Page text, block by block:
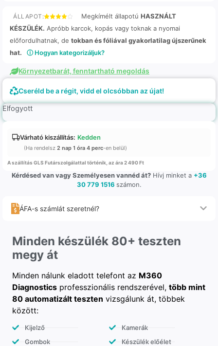
ÁLLAPOT: Megkímélt állapotú HASZNÁLT
KÉSZÜLÉK. Apróbb karcok, kopás vagy toknak a nyomai
előfordulhatnak, de tokban és fóliával gyakorlatilag újszerűnek
hat.
ⓘ Hogyan kategorizáljuk?
Környezetbarát, fenntartható megoldás
Cseréld be a régit, vidd el olcsóbban az újat!
Elfogyott
Várható kiszállítás: Kedden
(Ha rendelsz 2 nap 1 óra 4 perc-en belül)
A szállítás GLS Futárszolgálattal történik, az ára 2 490 Ft
Kérdésed van vagy Személyesen vannéd át?Hívj minket a +36
30 779 1516 számon.
ÁFA-s számlát szeretnél?
Minden készülék 80+ teszten
megy át
Minden nálunk eladott telefont az M360
Diagnostics professzionális rendszerével, több mint
80 automatizált teszten vizsgálunk át, többek
között:
Kijelző
Gombok
Kamerák
Készülék előélet